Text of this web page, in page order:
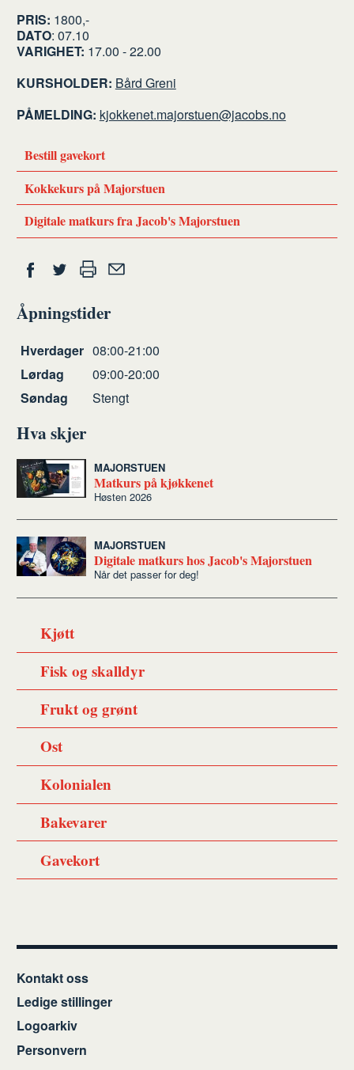
PRIS: 1800,-
DATO: 07.10
VARIGHET: 17.00 - 22.00
KURSHOLDER: Bård Greni
PÅMELDING: kjokkenet.majorstuen@jacobs.no
Bestill gavekort
Kokkekurs på Majorstuen
Digitale matkurs fra Jacob's Majorstuen
Del
på
Facebook
på
Twitter
ut
venn
Åpningstider
Åpningstider
Hverdager 08:00-21:00
Lørdag
09:00-20:00
Søndag
Stengt
Hva skjer
MAJORSTUEN
Matkurs på kjøkkenet
Høsten 2026
MAJORSTUEN
Digitale matkurs hos Jacob's Majorstuen
Når det passer for deg!
Kjøtt
Fisk og skalldyr
Frukt og grønt
Ost
Kolonialen
Bakevarer
Gavekort
Kontakt oss
Ledige stillinger
Logoarkiv
Personvern